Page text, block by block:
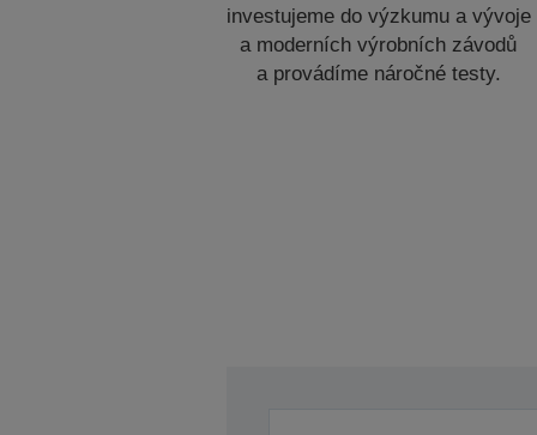
investujeme do výzkumu a vývoje
a moderních výrobních závodů
a provádíme náročné testy.